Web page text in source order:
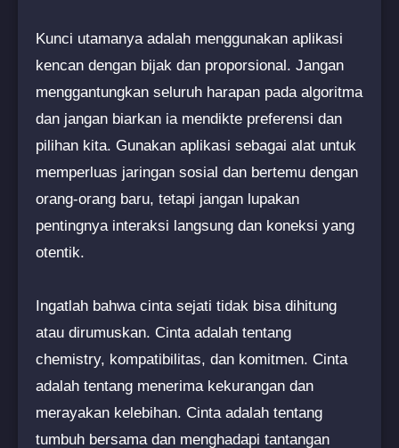
Kunci utamanya adalah menggunakan aplikasi
kencan dengan bijak dan proporsional. Jangan
menggantungkan seluruh harapan pada algoritma
dan jangan biarkan ia mendikte preferensi dan
pilihan kita. Gunakan aplikasi sebagai alat untuk
memperluas jaringan sosial dan bertemu dengan
orang-orang baru, tetapi jangan lupakan
pentingnya interaksi langsung dan koneksi yang
otentik.
Ingatlah bahwa cinta sejati tidak bisa dihitung
atau dirumuskan. Cinta adalah tentang
chemistry, kompatibilitas, dan komitmen. Cinta
adalah tentang menerima kekurangan dan
merayakan kelebihan. Cinta adalah tentang
tumbuh bersama dan menghadapi tantangan